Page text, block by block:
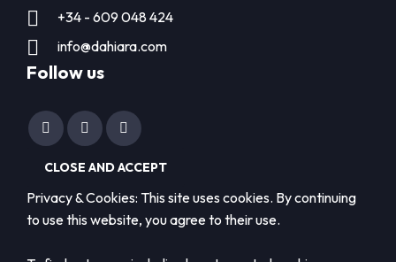
+34 - 609 048 424
info@dahiara.com
Follow us
Privacy & Cookies: This site uses cookies. By continuing
to use this website, you agree to their use.